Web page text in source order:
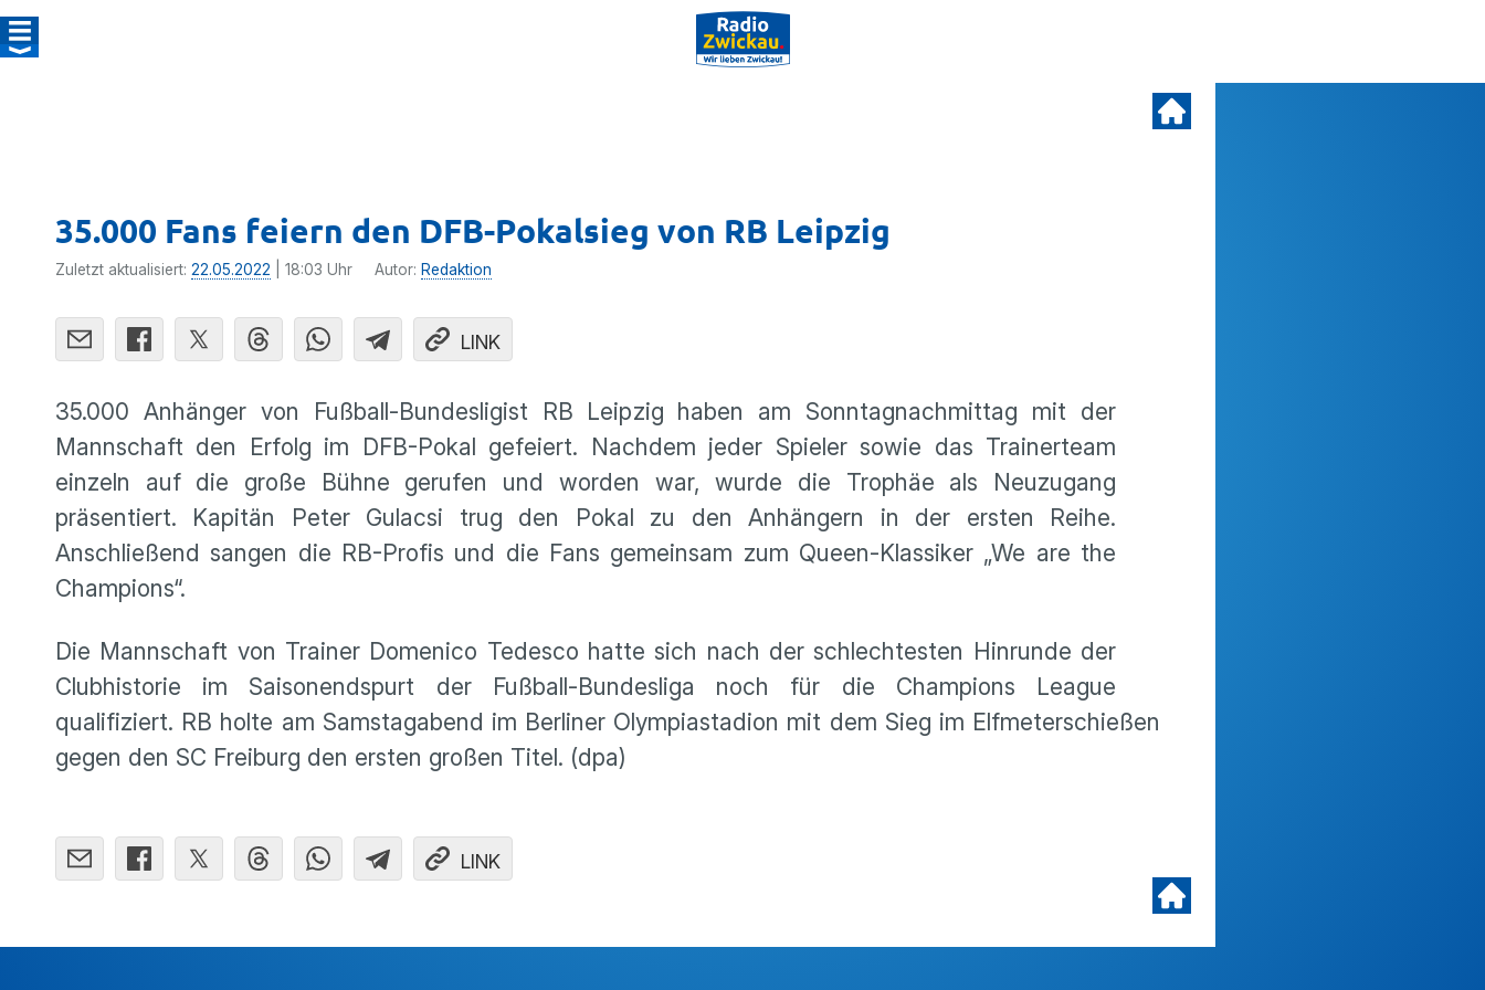
35.000 Fans feiern den DFB-Pokalsieg von RB Leipzig
Zuletzt aktualisiert: 22.05.2022 | 18:03 Uhr Autor: Redaktion
LINK
35.000 Anhänger von Fußball-Bundesligist RB Leipzig haben am Sonntagnachmittag mit der
Mannschaft den Erfolg im DFB-Pokal gefeiert. Nachdem jeder Spieler sowie das Trainerteam
einzeln auf die große Bühne gerufen und worden war, wurde die Trophäe als Neuzugang
präsentiert. Kapitän Peter Gulacsi trug den Pokal zu den Anhängern in der ersten Reihe.
Anschließend sangen die RB-Profis und die Fans gemeinsam zum Queen-Klassiker „We are the
Champions“.
Die Mannschaft von Trainer Domenico Tedesco hatte sich nach der schlechtesten Hinrunde der
Clubhistorie im Saisonendspurt der Fußball-Bundesliga noch für die Champions League
qualifiziert. RB holte am Samstagabend im Berliner Olympiastadion mit dem Sieg im Elfmeterschießen
gegen den SC Freiburg den ersten großen Titel. (dpa)
LINK